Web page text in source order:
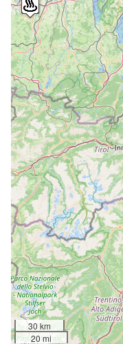
30 km
20 mi